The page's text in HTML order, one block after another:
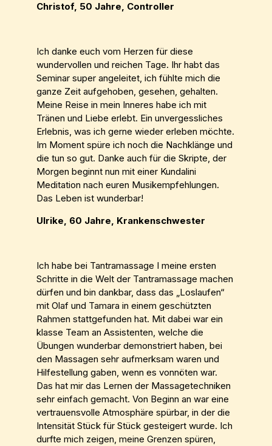
Christof, 50 Jahre, Controller
Ich danke euch vom Herzen für diese
wundervollen und reichen Tage. Ihr habt das
Seminar super angeleitet, ich fühlte mich die
ganze Zeit aufgehoben, gesehen, gehalten.
Meine Reise in mein Inneres habe ich mit
Tränen und Liebe erlebt. Ein unvergessliches
Erlebnis, was ich gerne wieder erleben möchte.
Im Moment spüre ich noch die Nachklänge und
die tun so gut. Danke auch für die Skripte, der
Morgen beginnt nun mit einer Kundalini
Meditation nach euren Musikempfehlungen.
Das Leben ist wunderbar!
Ulrike, 60 Jahre, Krankenschwester
Ich habe bei Tantramassage I meine ersten
Schritte in die Welt der Tantramassage machen
dürfen und bin dankbar, dass das „Loslaufen“
mit Olaf und Tamara in einem geschützten
Rahmen stattgefunden hat. Mit dabei war ein
klasse Team an Assistenten, welche die
Übungen wunderbar demonstriert haben, bei
den Massagen sehr aufmerksam waren und
Hilfestellung gaben, wenn es vonnöten war.
Das hat mir das Lernen der Massagetechniken
sehr einfach gemacht. Von Beginn an war eine
vertrauensvolle Atmosphäre spürbar, in der die
Intensität Stück für Stück gesteigert wurde. Ich
durfte mich zeigen, meine Grenzen spüren,